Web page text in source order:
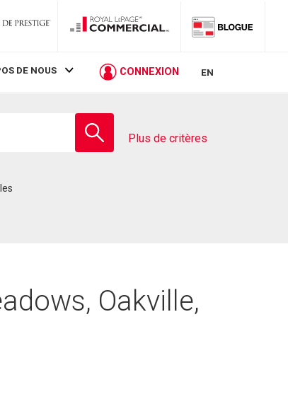
DE NOUS CONNEXION EN
Plus de critères
Oakville,